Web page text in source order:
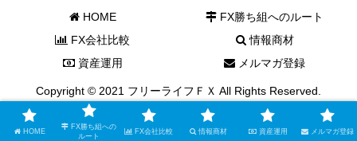
HOME
FX勝ち組へのルート
FX会社比較
情報商材
資産運用
メルマガ登録
Copyright © 2021 フリーライフＦＸ All Rights Reserved.
HOME
FX勝ち組への
ルート
FX会社比較 情報商材 資産運用 メルマガ登録